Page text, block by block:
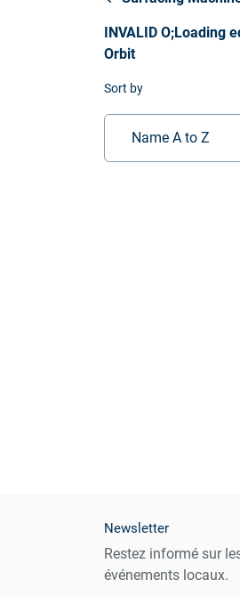
INVALID O;Loading
Orbit
Sort by
Name A to Z
Newsletter
Restez informé sur
événements locaux.